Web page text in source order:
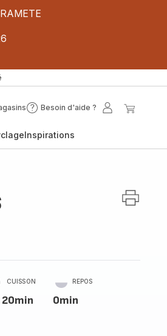
Besoin d'aide ?
Besoin
?
Mon
Inspirations
CUISSON
20min
REPOS
0min